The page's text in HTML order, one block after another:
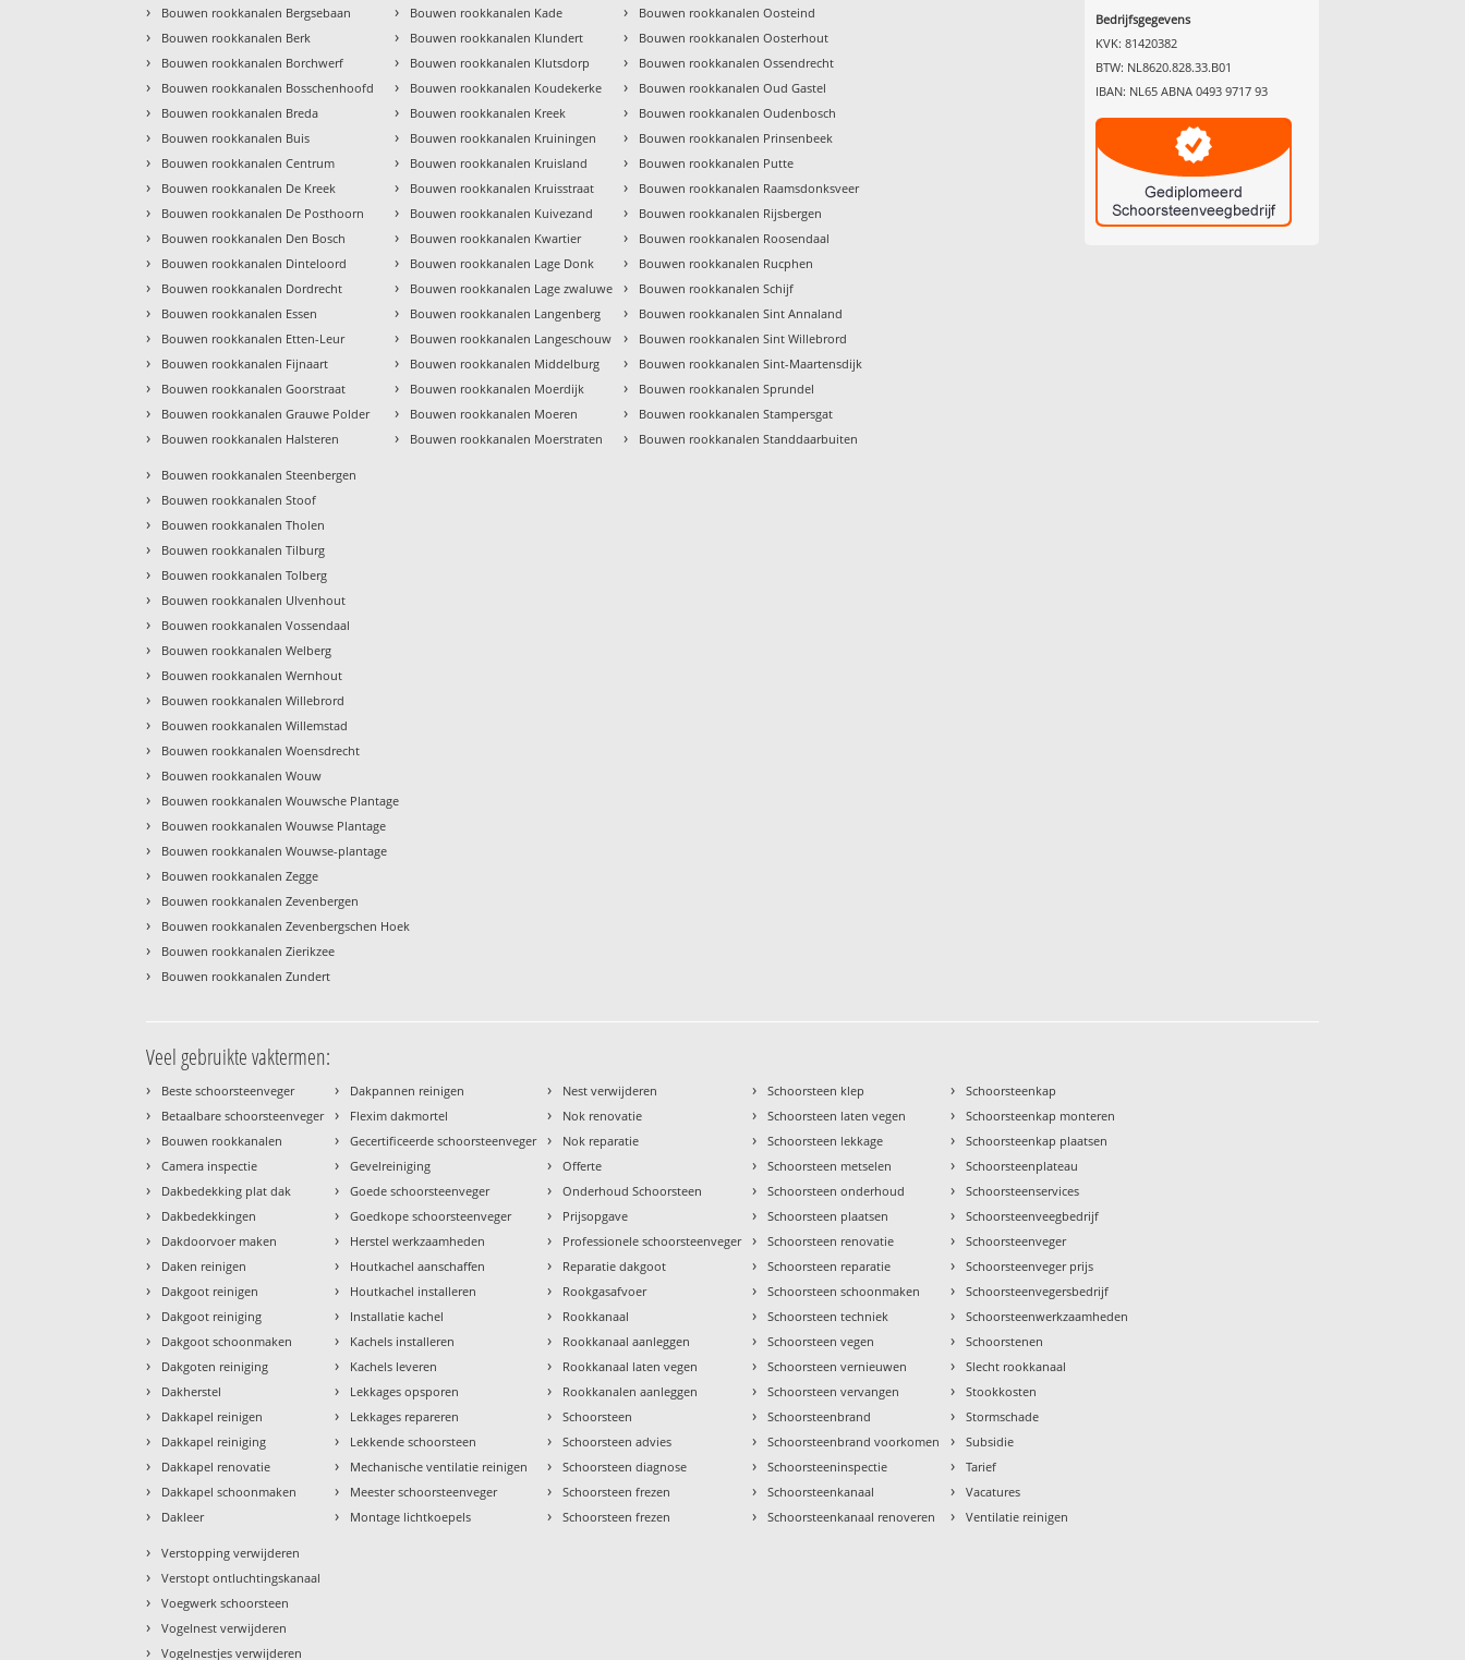
› Bouwen rookkanalen Bergsebaan
› Bouwen rookkanalen Berk
› Bouwen rookkanalen Borchwerf
› Bouwen rookkanalen Bosschenhoofd
› Bouwen rookkanalen Breda
› Bouwen rookkanalen Buis
› Bouwen rookkanalen Centrum
› Bouwen rookkanalen De Kreek
› Bouwen rookkanalen De Posthoorn
› Bouwen rookkanalen Den Bosch
› Bouwen rookkanalen Dinteloord
› Bouwen rookkanalen Dordrecht
› Bouwen rookkanalen Essen
› Bouwen rookkanalen Etten-Leur
› Bouwen rookkanalen Fijnaart
› Bouwen rookkanalen Goorstraat
› Bouwen rookkanalen Grauwe Polder
› Bouwen rookkanalen Halsteren
› Bouwen rookkanalen Kade
› Bouwen rookkanalen Klundert
› Bouwen rookkanalen Klutsdorp
› Bouwen rookkanalen Koudekerke
› Bouwen rookkanalen Kreek
› Bouwen rookkanalen Kruiningen
› Bouwen rookkanalen Kruisland
› Bouwen rookkanalen Kruisstraat
› Bouwen rookkanalen Kuivezand
› Bouwen rookkanalen Kwartier
› Bouwen rookkanalen Lage Donk
› Bouwen rookkanalen Lage zwaluwe
› Bouwen rookkanalen Langenberg
› Bouwen rookkanalen Langeschouw
› Bouwen rookkanalen Middelburg
› Bouwen rookkanalen Moerdijk
› Bouwen rookkanalen Moeren
› Bouwen rookkanalen Moerstraten
› Bouwen rookkanalen Oosteind
› Bouwen rookkanalen Oosterhout
› Bouwen rookkanalen Ossendrecht
› Bouwen rookkanalen Oud Gastel
› Bouwen rookkanalen Oudenbosch
› Bouwen rookkanalen Prinsenbeek
› Bouwen rookkanalen Putte
› Bouwen rookkanalen Raamsdonksveer
› Bouwen rookkanalen Rijsbergen
› Bouwen rookkanalen Roosendaal
› Bouwen rookkanalen Rucphen
› Bouwen rookkanalen Schijf
› Bouwen rookkanalen Sint Annaland
› Bouwen rookkanalen Sint Willebrord
› Bouwen rookkanalen Sint-Maartensdijk
› Bouwen rookkanalen Sprundel
› Bouwen rookkanalen Stampersgat
› Bouwen rookkanalen Standdaarbuiten
› Bouwen rookkanalen Steenbergen
› Bouwen rookkanalen Stoof
› Bouwen rookkanalen Tholen
› Bouwen rookkanalen Tilburg
› Bouwen rookkanalen Tolberg
› Bouwen rookkanalen Ulvenhout
› Bouwen rookkanalen Vossendaal
› Bouwen rookkanalen Welberg
› Bouwen rookkanalen Wernhout
› Bouwen rookkanalen Willebrord
› Bouwen rookkanalen Willemstad
› Bouwen rookkanalen Woensdrecht
› Bouwen rookkanalen Wouw
› Bouwen rookkanalen Wouwsche Plantage
› Bouwen rookkanalen Wouwse Plantage
› Bouwen rookkanalen Wouwse-plantage
› Bouwen rookkanalen Zegge
› Bouwen rookkanalen Zevenbergen
› Bouwen rookkanalen Zevenbergschen Hoek
› Bouwen rookkanalen Zierikzee
› Bouwen rookkanalen Zundert
Bedrijfsgegevens
KVK: 81420382
BTW: NL8620.828.33.B01
IBAN: NL65 ABNA 0493 9717 93
Veel gebruikte vaktermen:
› Beste schoorsteenveger
› Betaalbare schoorsteenveger
› Bouwen rookkanalen
› Camera inspectie
› Dakbedekking plat dak
› Dakbedekkingen
› Dakdoorvoer maken
› Daken reinigen
› Dakgoot reinigen
› Dakgoot reiniging
› Dakgoot schoonmaken
› Dakgoten reiniging
› Dakherstel
› Dakkapel reinigen
› Dakkapel reiniging
› Dakkapel renovatie
› Dakkapel schoonmaken
› Dakleer
› Dakpannen reinigen
› Flexim dakmortel
› Gecertificeerde schoorsteenveger
› Gevelreiniging
› Goede schoorsteenveger
› Goedkope schoorsteenveger
› Herstel werkzaamheden
› Houtkachel aanschaffen
› Houtkachel installeren
› Installatie kachel
› Kachels installeren
› Kachels leveren
› Lekkages opsporen
› Lekkages repareren
› Lekkende schoorsteen
› Mechanische ventilatie reinigen
› Meester schoorsteenveger
› Montage lichtkoepels
› Nest verwijderen
› Nok renovatie
› Nok reparatie
› Offerte
› Onderhoud Schoorsteen
› Prijsopgave
› Professionele schoorsteenveger
› Reparatie dakgoot
› Rookgasafvoer
› Rookkanaal
› Rookkanaal aanleggen
› Rookkanaal laten vegen
› Rookkanalen aanleggen
› Schoorsteen
› Schoorsteen advies
› Schoorsteen diagnose
› Schoorsteen frezen
› Schoorsteen frezen
› Schoorsteen klep
› Schoorsteen laten vegen
› Schoorsteen lekkage
› Schoorsteen metselen
› Schoorsteen onderhoud
› Schoorsteen plaatsen
› Schoorsteen renovatie
› Schoorsteen reparatie
› Schoorsteen schoonmaken
› Schoorsteen techniek
› Schoorsteen vegen
› Schoorsteen vernieuwen
› Schoorsteen vervangen
› Schoorsteenbrand
› Schoorsteenbrand voorkomen
› Schoorsteeninspectie
› Schoorsteenkanaal
› Schoorsteenkanaal renoveren
› Schoorsteenkap
› Schoorsteenkap monteren
› Schoorsteenkap plaatsen
› Schoorsteenplateau
› Schoorsteenservices
› Schoorsteenveegbedrijf
› Schoorsteenveger
› Schoorsteenveger prijs
› Schoorsteenvegersbedrijf
› Schoorsteenwerkzaamheden
› Schoorstenen
› Slecht rookkanaal
› Stookkosten
› Stormschade
› Subsidie
› Tarief
› Vacatures
› Ventilatie reinigen
› Verstopping verwijderen
› Verstopt ontluchtingskanaal
› Voegwerk schoorsteen
› Vogelnest verwijderen
› Vogelnestjes verwijderen